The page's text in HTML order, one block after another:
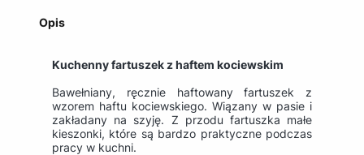
Opis
Kuchenny fartuszek z haftem kociewskim
Bawełniany, ręcznie haftowany fartuszek z
wzorem haftu kociewskiego. Wiązany w pasie i
zakładany na szyję. Z przodu fartuszka małe
kieszonki, które są bardzo praktyczne podczas
pracy w kuchni.